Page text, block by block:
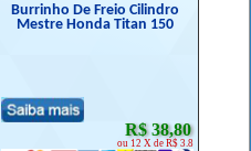
Burrinho De Freio Cilindro
Mestre Honda Titan 150
R$ 38,80
ou 12 X de R$ 3.8